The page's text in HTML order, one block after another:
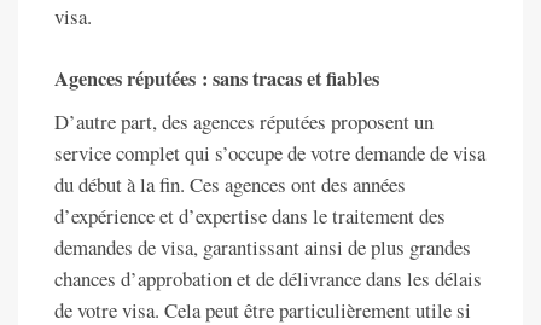
visa.
Agences réputées : sans tracas et fiables
D’autre part, des agences réputées proposent un
service complet qui s’occupe de votre demande de visa
du début à la fin. Ces agences ont des années
d’expérience et d’expertise dans le traitement des
demandes de visa, garantissant ainsi de plus grandes
chances d’approbation et de délivrance dans les délais
de votre visa. Cela peut être particulièrement utile si